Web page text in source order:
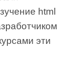
html
эти